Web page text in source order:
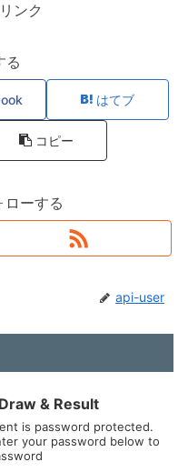
ンク
る
はてブ
コピー
ーする
api-user
& Result
is password protected.
your password below to